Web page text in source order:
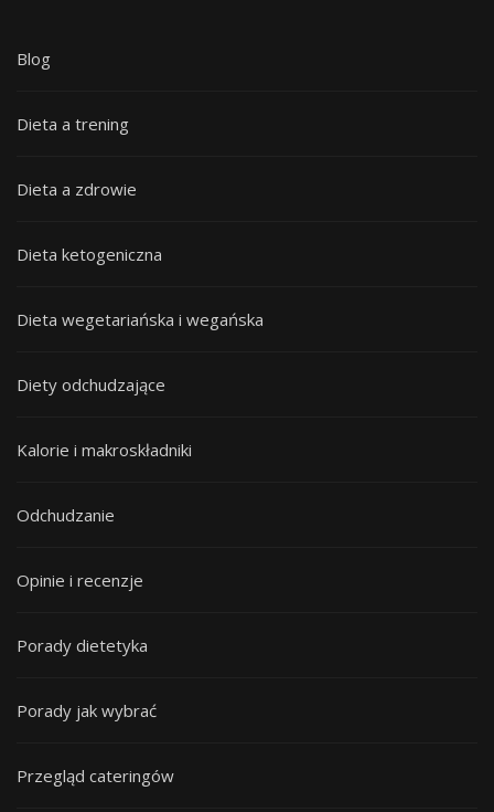
Blog
Dieta a trening
Dieta a zdrowie
Dieta ketogeniczna
Dieta wegetariańska i wegańska
Diety odchudzające
Kalorie i makroskładniki
Odchudzanie
Opinie i recenzje
Porady dietetyka
Porady jak wybrać
Przegląd cateringów